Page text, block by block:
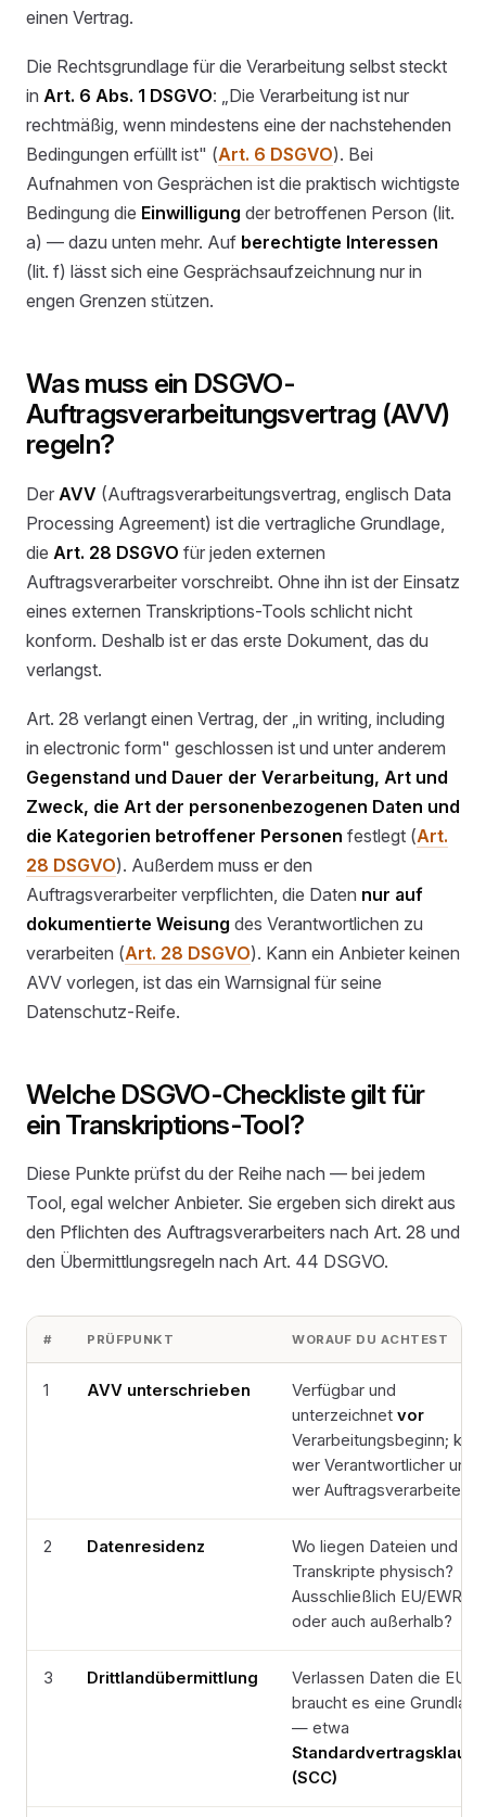
einen Vertrag.
Die Rechtsgrundlage für die Verarbeitung selbst steckt
in Art. 6 Abs. 1 DSGVO: „Die Verarbeitung ist nur
rechtmäßig, wenn mindestens eine der nachstehenden
Bedingungen erfüllt ist" (Art. 6 DSGVO). Bei
Aufnahmen von Gesprächen ist die praktisch wichtigste
Bedingung die Einwilligung der betroffenen Person (lit.
a) — dazu unten mehr. Auf berechtigte Interessen
(lit. f) lässt sich eine Gesprächsaufzeichnung nur in
engen Grenzen stützen.
Was muss ein DSGVO-
Auftragsverarbeitungsvertrag (AVV)
regeln?
Der AVV (Auftragsverarbeitungsvertrag, englisch Data
Processing Agreement) ist die vertragliche Grundlage,
die Art. 28 DSGVO für jeden externen
Auftragsverarbeiter vorschreibt. Ohne ihn ist der Einsatz
eines externen Transkriptions-Tools schlicht nicht
konform. Deshalb ist er das erste Dokument, das du
verlangst.
Art. 28 verlangt einen Vertrag, der „in writing, including
in electronic form" geschlossen ist und unter anderem
Gegenstand und Dauer der Verarbeitung, Art und
Zweck, die Art der personenbezogenen Daten und
die Kategorien betroffener Personen festlegt (Art.
28 DSGVO). Außerdem muss er den
Auftragsverarbeiter verpflichten, die Daten nur auf
dokumentierte Weisung des Verantwortlichen zu
verarbeiten (Art. 28 DSGVO). Kann ein Anbieter keinen
AVV vorlegen, ist das ein Warnsignal für seine
Datenschutz-Reife.
Welche DSGVO-Checkliste gilt für
ein Transkriptions-Tool?
Diese Punkte prüfst du der Reihe nach — bei jedem
Tool, egal welcher Anbieter. Sie ergeben sich direkt aus
den Pflichten des Auftragsverarbeiters nach Art. 28 und
den Übermittlungsregeln nach Art. 44 DSGVO.
# PRÜFPUNKT WORAUF DU ACHTEST
1 AVV unterschrieben
Verfügbar und
unterzeichnetvor
Verarbeitungsbeginn;
wer Verantwortlicher und
wer Auftragsverarbeiter
2 Datenresidenz
Wo liegen Dateien und
Transkripte physisch?
Ausschließlich EU/EWR,
oder auch außerhalb?
3 Drittlandübermittlung
Verlassen Daten die EU,
braucht es eine Grundlage
— etwa
(SCC)